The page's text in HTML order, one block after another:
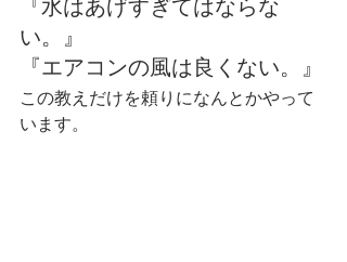
『水はあげすぎてはならな
い。』
『エアコンの風は良くない。』
この教えだけを頼りになんとかやって
います。